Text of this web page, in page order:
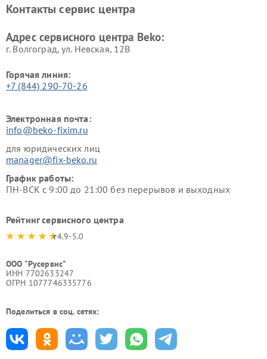
Ремонт холодильников Beko Ремонт морозильных камер
Контакты сервис центра
Адрес сервисного центра Beko:
г. Волгоград, ул. Невская, 12В
Горячая линия:
+7 (844) 290-70-26
Электронная почта:
info@beko-fixim.ru
для юридических лиц
manager@fix-beko.ru
График работы:
ПН-ВСК с 9:00 до 21:00 без перерывов и выходных
Рейтинг сервисного центра
4.9-5.0
ООО "Русервис"
ИНН 7702633247
ОГРН 1077746335776
Поделиться в соц. сетях: